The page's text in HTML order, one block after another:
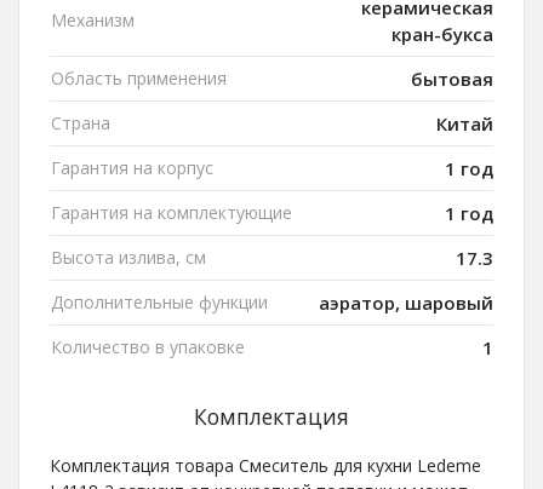
Механизм
керамическая
кран-букса
Область применения бытовая
Страна Китай
Гарантия на корпус 1 год
Гарантия на комплектующие 1 год
Высота излива, см 17.3
Дополнительные функции аэратор, шаровый
Количество в упаковке 1
Комплектация
Комплектация товара Смеситель для кухни Ledeme